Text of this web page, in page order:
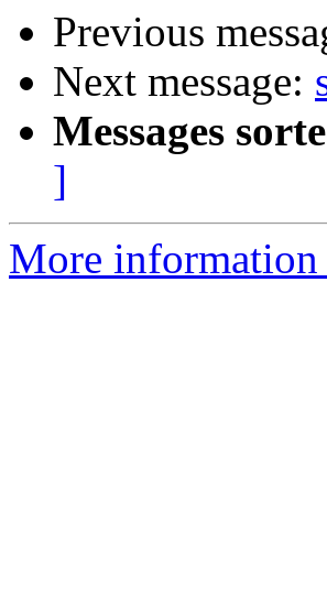
Previous
Next message:
Messages
]
More